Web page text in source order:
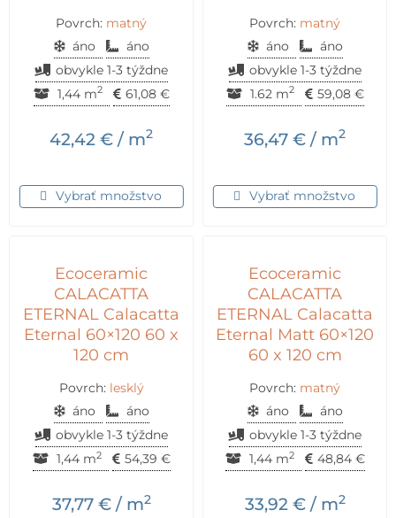
Povrch: matný
áno
áno
obvykle 1-3 týždne
1,44 m2 61,08 €
42,42 € / m2
Vybrať množstvo
Povrch: matný
áno
áno
obvykle 1-3 týždne
1.62 m2 59,08 €
36,47 € / m2
Vybrať množstvo
Ecoceramic
CALACATTA
ETERNAL Calacatta
Eternal 60×120 60 x
120 cm
Povrch: lesklý
áno
áno
obvykle 1-3 týždne
1,44 m2 54,39 €
37,77 €/ m2
Ecoceramic
CALACATTA
ETERNAL Calacatta
Eternal Matt 60×120
60 x 120 cm
Povrch: matný
áno
áno
obvykle 1-3 týždne
1,44 m2 48,84 €
33,92 €/ m2